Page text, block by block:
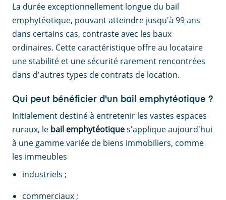
La durée exceptionnellement longue du bail
emphytéotique, pouvant atteindre jusqu'à 99 ans
dans certains cas, contraste avec les baux
ordinaires. Cette caractéristique offre au locataire
une stabilité et une sécurité rarement rencontrées
dans d'autres types de contrats de location.
Qui peut bénéficier d'un bail emphytéotique ?
Initialement destiné à entretenir les vastes espaces
ruraux, le bail emphytéotiques'applique aujourd'hui
à une gamme variée de biens immobiliers, comme
les immeubles
industriels ;
commerciaux ;